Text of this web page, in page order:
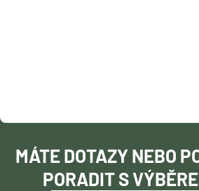
T
MÁTE DOTAZY NEBO
PORADIT S